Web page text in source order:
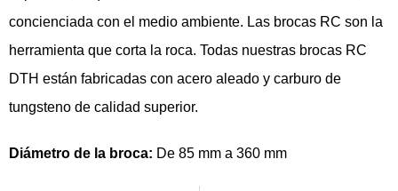
concienciada con el medio ambiente. Las brocas RC son la
herramienta que corta la roca. Todas nuestras brocas RC
DTH están fabricadas con acero aleado y carburo de
tungsteno de calidad superior.
Diámetro de la broca: De 85 mm a 360 mm